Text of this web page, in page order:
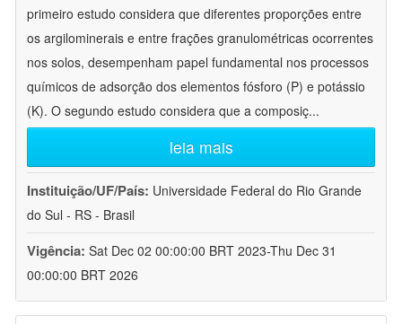
primeiro estudo considera que diferentes proporções entre
os argilominerais e entre frações granulométricas ocorrentes
nos solos, desempenham papel fundamental nos processos
químicos de adsorção dos elementos fósforo (P) e potássio
(K). O segundo estudo considera que a composiç...
leia mais
Instituição/UF/País: Universidade Federal do Rio Grande
do Sul - RS - Brasil
Vigência: Sat Dec 02 00:00:00 BRT 2023-Thu Dec 31
00:00:00 BRT 2026